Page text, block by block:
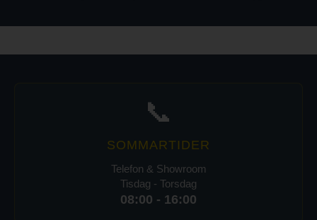
📞
SOMMARTIDER
Telefon & Showroom
Tisdag - Torsdag
08:00 - 16:00